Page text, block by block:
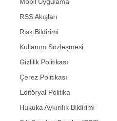
Mobil Uygulama
RSS Akışları
Risk Bildirimi
Kullanım Sözleşmesi
Gizlilik Politikası
Çerez Politikası
Editöryal Politika
Hukuka Aykırılık Bildirimi